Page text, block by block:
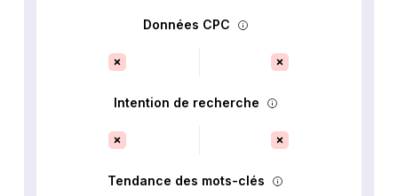
Données CPC
Intention de recherche
Tendance des mots-clés